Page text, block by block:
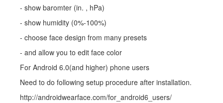
- show baromter (in. , hPa)
- show humidity (0%-100%)
- choose face design from many presets
- and allow you to edit face color
For Android 6.0(and higher) phone users
Need to do following setup procedure after installation.
http://androidwearface.com/for_android6_users/